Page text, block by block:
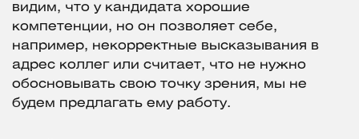
видим, что у кандидата хорошие
компетенции, но он позволяет себе,
например, некорректные высказывания в
адрес коллег или считает, что не нужно
обосновывать свою точку зрения, мы не
будем предлагать ему работу.